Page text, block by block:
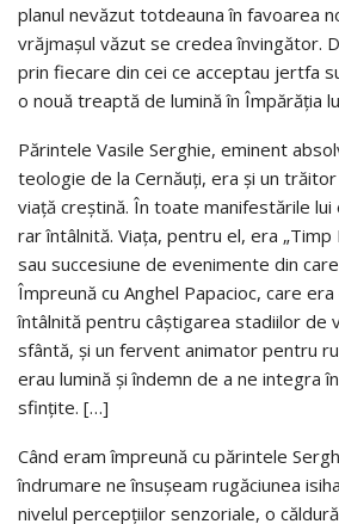
planul nevăzut totdeauna în favoarea
vrăjmaşul văzut se credea învingător.
prin fiecare din cei ce acceptau jertfa
o nouă treaptă de lumină în Împărăţia
Părintele Vasile Serghie, eminent
teologie de la Cernăuţi, era şi un
viaţă creştină. În toate manifestările
rar întâlnită. Viaţa, pentru el, era „Timp
sau succesiune de evenimente din
Împreună cu Anghel Papacioc, care
întâlnită pentru câştigarea stadiilor de
sfântă, şi un fervent animator pentru
erau lumină şi îndemn de a ne integra
sfinţite. […]
Când eram împreună cu părintele
îndrumare ne însuşeam rugăciunea
nivelul percepţiilor senzoriale, o